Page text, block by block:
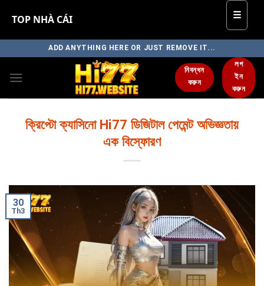
TOP NHÀ CÁI ☰
to
content
ADD ANYTHING HERE OR JUST REMOVE IT...
নিবন্ধন
করুন
লগ
ইন
করুন
ক্রিপ্টো ক্যাসিনো Hi77 ডিজিটাল পেমেন্ট অভিজ্ঞতায়
এক বিস্ফোরণ
30
Th3